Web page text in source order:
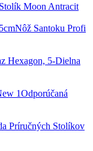
Moon Antracit
Nôž Santoku Profi
Hexagon, 5-Dielna
Odporúčaná
Príručných Stolíkov